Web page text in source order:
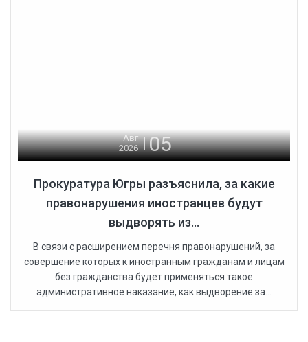
Авг
2026
05
Прокуратура Югры разъяснила, за какие
правонарушения иностранцев будут
выдворять из...
В связи с расширением перечня правонарушений, за
совершение которых к иностранным гражданам и лицам
без гражданства будет применяться такое
административное наказание, как выдворение за...